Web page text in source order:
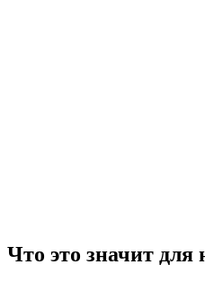
Что это значит для